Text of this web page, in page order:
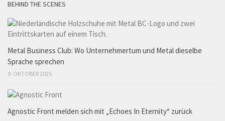
BEHIND THE SCENES
Metal Business Club: Wo Unternehmertum und Metal dieselbe
Sprache sprechen
9. OKTOBER 2025
Agnostic Front melden sich mit „Echoes In Eternity“ zurück